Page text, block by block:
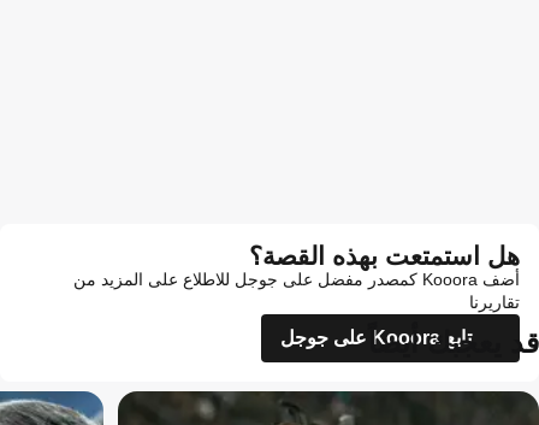
هل استمتعت بهذه القصة؟
أضف Kooora كمصدر مفضل على جوجل للاطلاع على المزيد من
تقاريرنا
تابع Kooora على جوجل
قد يعجبك أيضاً